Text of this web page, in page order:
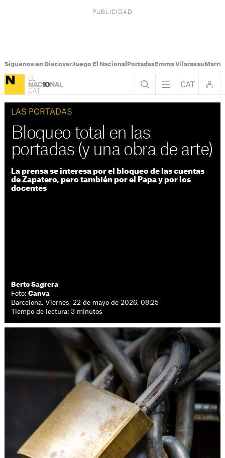
Síguenos en DiscoverJuego El Nacional PortadasEmma Vilarasau
LAS PORTADAS
Bloqueo total en las
portadas (y una obra de arte)
La prensa se interesa por el bloqueo de las cuentas
de Zapatero, pero también por el Papa y por los
docentes
Berto Sagrera
Foto:Canva
Barcelona. Viernes, 22 de mayo de 2026. 08:25
Tiempo de lectura: 3 minutos